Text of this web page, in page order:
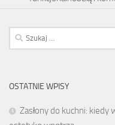
Szukaj:
OSTATNIE WPISY
Zasłony do kuchni: kiedy